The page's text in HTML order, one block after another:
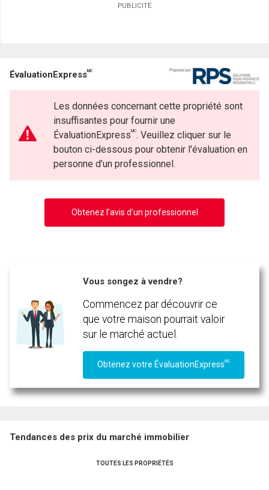
PUBLICITÉ
ÉvaluationExpressMC
Les données concernant cette propriété sont
insuffisantes pour fournir une
ÉvaluationExpressMC. Veuillez cliquer sur le
bouton ci-dessous pour obtenir l'évaluation en
personne d’un professionnel.
Obtenez l’avis d’un professionnel
Vous songez à vendre?
Commencez par découvrir ce
que votre maison pourrait valoir
sur le marché actuel.
Obtenez votre ÉvaluationExpressMC
Tendances des prix du marché immobilier
TOUTES LES PROPRIÉTÉS